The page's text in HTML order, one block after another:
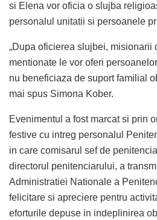
si Elena vor oficia o slujba
personalul unitatii si persoanele
„Dupa oficierea slujbei, misionarii
mentionate le vor oferi
nu beneficiaza de suport familial
mai spus Simona Kober.
Evenimentul a fost marcat si prin
festive cu intreg personalul
in care comisarul sef de
directorul penitenciarului, a
Administratiei Nationale a
felicitare si apreciere pentru
eforturile depuse in indeplinirea